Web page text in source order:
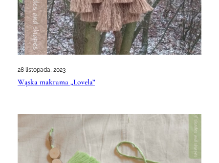
28 listopada, 2023
Wąska makrama „Lovela”